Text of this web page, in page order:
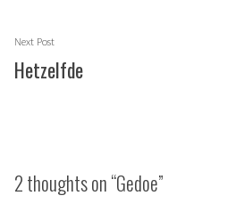
Next PostNext
post:
Hetzelfde
2 thoughts on “Gedoe”